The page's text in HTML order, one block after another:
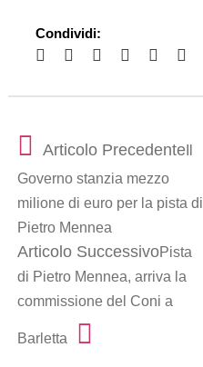
Condividi:
Articolo PrecedenteIl
Governo stanzia mezzo
milione di euro per la pista di
Pietro Mennea
Articolo SuccessivoPista
di Pietro Mennea, arriva la
commissione del Coni a
Barletta